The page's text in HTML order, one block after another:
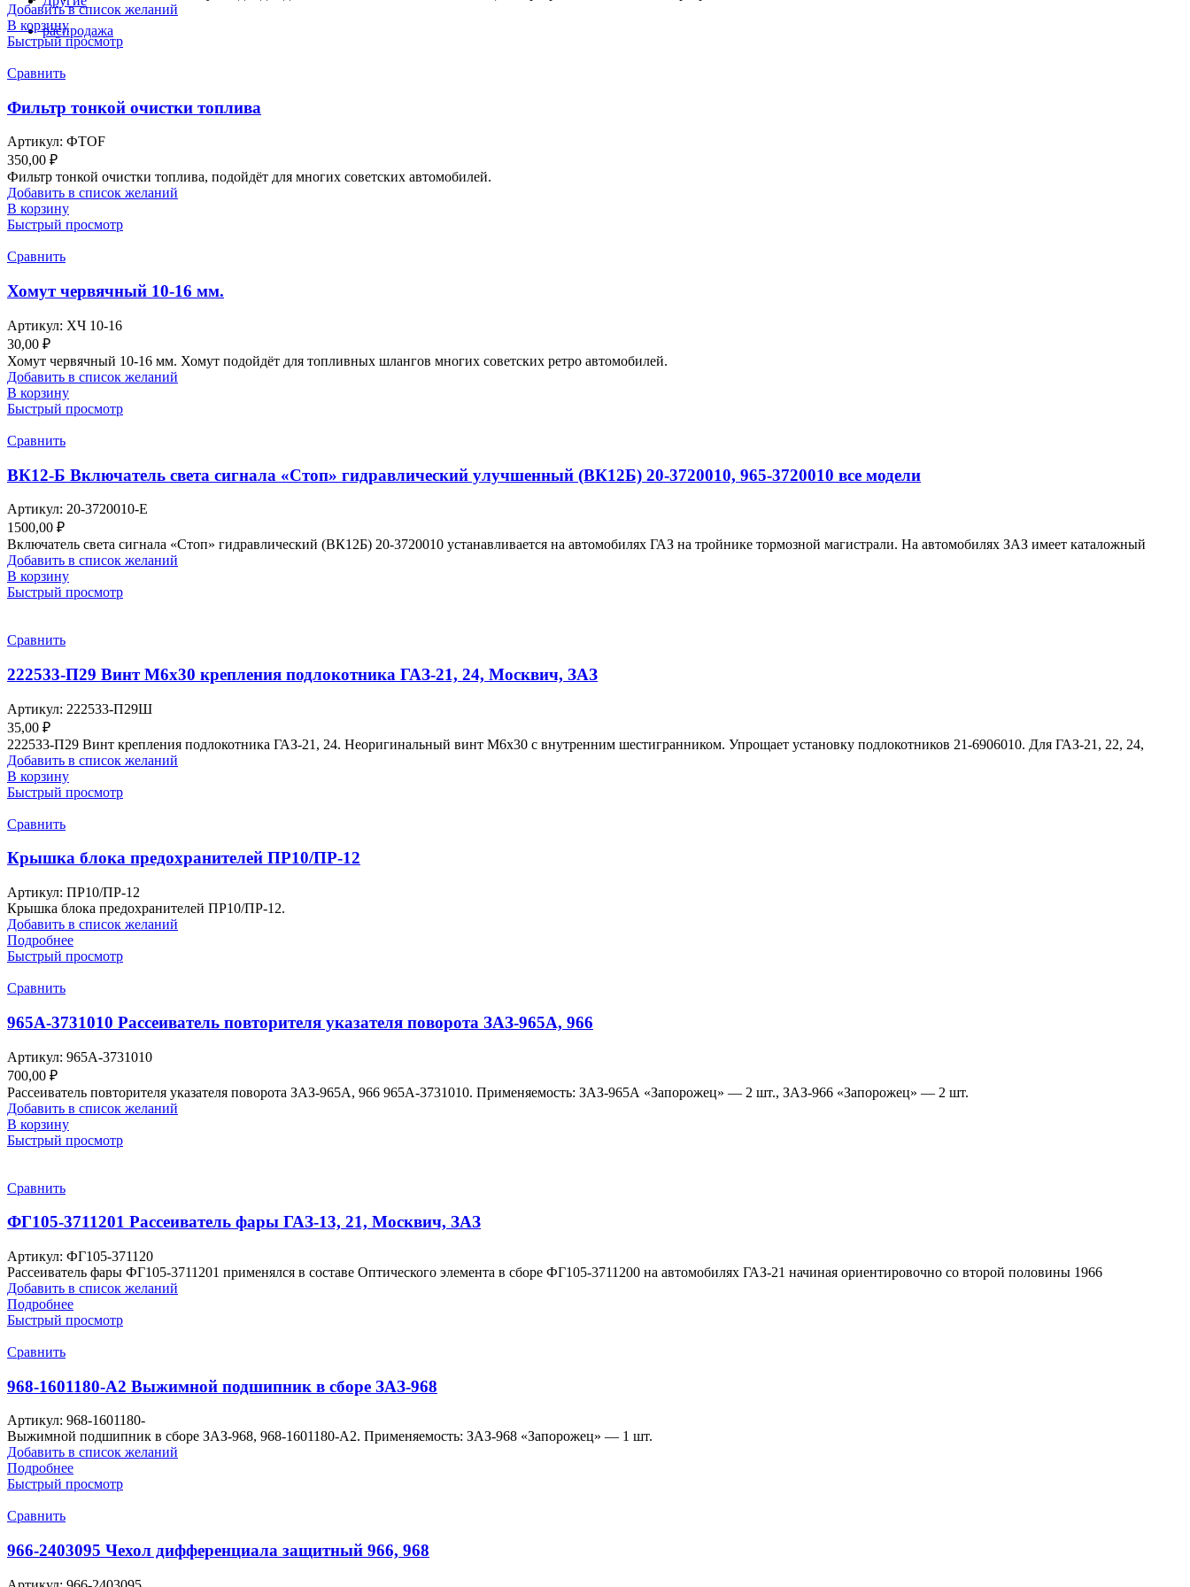
распродажа
Добавить в список желаний
В корзину
Быстрый просмотр
Сравнить
Фильтр тонкой очистки топлива
Артикул: ФТОF
350,00 ₽
Фильтр тонкой очистки топлива, подойдёт для многих советских автомобилей.
Добавить в список желаний
В корзину
Быстрый просмотр
Сравнить
Хомут червячный 10-16 мм.
Артикул: ХЧ 10-16
30,00 ₽
Хомут червячный 10-16 мм. Хомут подойдёт для топливных шлангов многих советских ретро автомобилей.
Добавить в список желаний
В корзину
Быстрый просмотр
Сравнить
ВК12-Б Включатель света сигнала «Стоп» гидравлический улучшенный (ВК12Б) 20-3720010, 965-3720010 все модели
Артикул: 20-3720010-Е
1500,00 ₽
Включатель света сигнала «Стоп» гидравлический (ВК12Б) 20-3720010 устанавливается на автомобилях ГАЗ на тройнике тормозной магистрали. На автомобилях ЗАЗ имеет каталожный
Добавить в список желаний
В корзину
Быстрый просмотр
Сравнить
222533-П29 Винт М6х30 крепления подлокотника ГАЗ-21, 24, Москвич, ЗАЗ
Артикул: 222533-П29Ш
35,00 ₽
222533-П29 Винт крепления подлокотника ГАЗ-21, 24. Неоригинальный винт М6х30 с внутренним шестигранником. Упрощает установку подлокотников 21-6906010. Для ГАЗ-21, 22, 24,
Добавить в список желаний
В корзину
Быстрый просмотр
Сравнить
Крышка блока предохранителей ПР10/ПР-12
Артикул: ПР10/ПР-12
Крышка блока предохранителей ПР10/ПР-12.
Добавить в список желаний
Подробнее
Быстрый просмотр
Сравнить
965А-3731010 Рассеиватель повторителя указателя поворота ЗАЗ-965А, 966
Артикул: 965А-3731010
700,00 ₽
Рассеиватель повторителя указателя поворота ЗАЗ-965А, 966 965А-3731010. Применяемость: ЗАЗ-965А «Запорожец» — 2 шт., ЗАЗ-966 «Запорожец» — 2 шт.
Добавить в список желаний
В корзину
Быстрый просмотр
Сравнить
ФГ105-3711201 Рассеиватель фары ГАЗ-13, 21, Москвич, ЗАЗ
Артикул: ФГ105-371120
Рассеиватель фары ФГ105-3711201 применялся в составе Оптического элемента в сборе ФГ105-3711200 на автомобилях ГАЗ-21 начиная ориентировочно со второй половины 1966
Добавить в список желаний
Подробнее
Быстрый просмотр
Сравнить
968-1601180-А2 Выжимной подшипник в сборе ЗАЗ-968
Артикул: 968-1601180-
Выжимной подшипник в сборе ЗАЗ-968, 968-1601180-А2. Применяемость: ЗАЗ-968 «Запорожец» — 1 шт.
Добавить в список желаний
Подробнее
Быстрый просмотр
Сравнить
966-2403095 Чехол дифференциала защитный 966, 968